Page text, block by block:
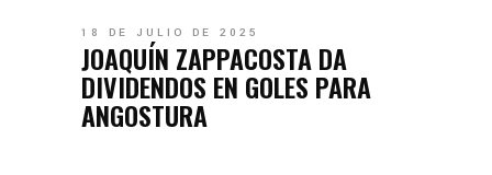
18 DE JULIO DE 2025
JOAQUÍN ZAPPACOSTA DA
DIVIDENDOS EN GOLES PARA
ANGOSTURA